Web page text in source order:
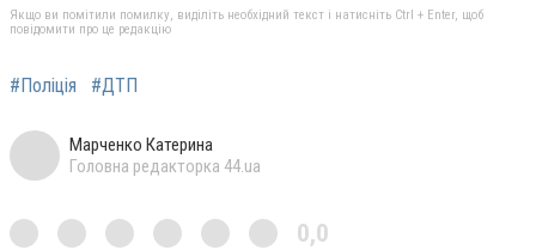
Якщо ви помітили помилку, виділіть необхідний текст і натисніть Ctrl + Enter, щоб
повідомити про це редакцію
#Поліція #ДТП
Марченко Катерина
Головна редакторка 44.ua
0,0